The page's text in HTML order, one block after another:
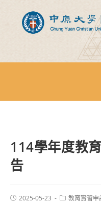
114學年度教
告
2025-05-23 教育實習申